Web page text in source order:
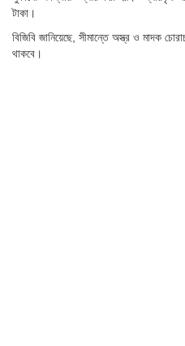
টাকা।
বিজিবি জানিয়েছে, সীমান্তে অস্ত্র ও মাদক
থাকবে।